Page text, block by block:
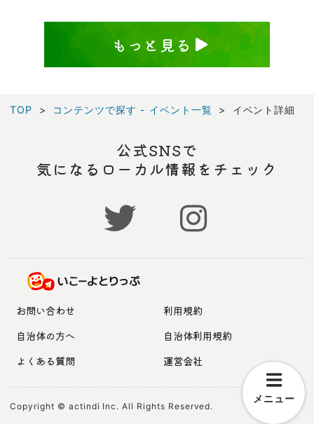
もっと見る
TOP コンテンツで探す - イベント一覧 イベント詳細
メニュー
公式SNSで
気になるローカル情報をチェック
お問い合わせ
利用規約
自治体の方へ
自治体利用規約
よくある質問
運営会社
Copyright © actindi Inc. All Rights Reserved.